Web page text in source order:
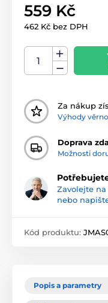
559 Kč
462 Kč bez DPH
Za nákup
Výhody
Doprava
Možnosti
Zavolejte na
nebo
Kód produktu:
Popis a parametry